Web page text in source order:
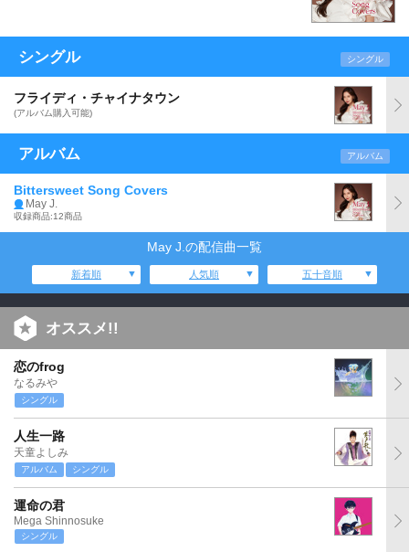
シングル シングル
フライディ・チャイナタウン
(アルバム購入可能)
アルバム アルバム
Bittersweet Song Covers
May J.
収録商品:12商品
May J.の配信曲一覧
新着順 人気順 五十音順
オススメ!!
恋のfrog
なるみや
シングル
人生一路
天童よしみ
アルバム シングル
運命の君
Mega Shinnosuke
シングル